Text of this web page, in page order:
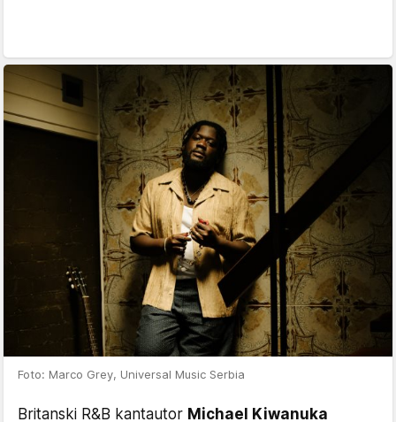
Foto: Marco Grey, Universal Music Serbia
Britanski R&B kantautor Michael Kiwanuka